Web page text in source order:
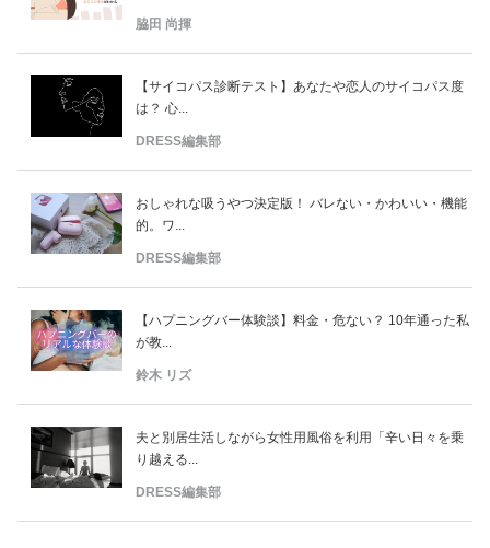
脇田 尚揮
【サイコパス診断テスト】あなたや恋人のサイコパス度
は？ 心...
DRESS編集部
おしゃれな吸うやつ決定版！ バレない・かわいい・機能
的。ワ...
DRESS編集部
【ハプニングバー体験談】料金・危ない？ 10年通った私
が教...
鈴木 リズ
夫と別居生活しながら女性用風俗を利用「辛い日々を乗
り越える...
DRESS編集部